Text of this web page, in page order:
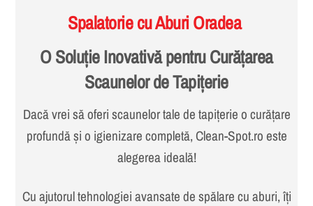
Spalatorie cu Aburi Oradea
O Soluție Inovativă pentru Curățarea
Scaunelor de Tapițerie
Dacă vrei să oferi scaunelor tale de tapițerie o curățare
profundă și o igienizare completă, Clean-Spot.ro este
alegerea ideală!
Cu ajutorul tehnologiei avansate de spălare cu aburi, îți